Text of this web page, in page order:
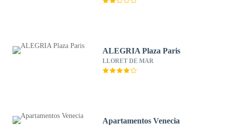
ALEGRIA Plaza Paris
LLORET DE MAR
Apartamentos Venecia